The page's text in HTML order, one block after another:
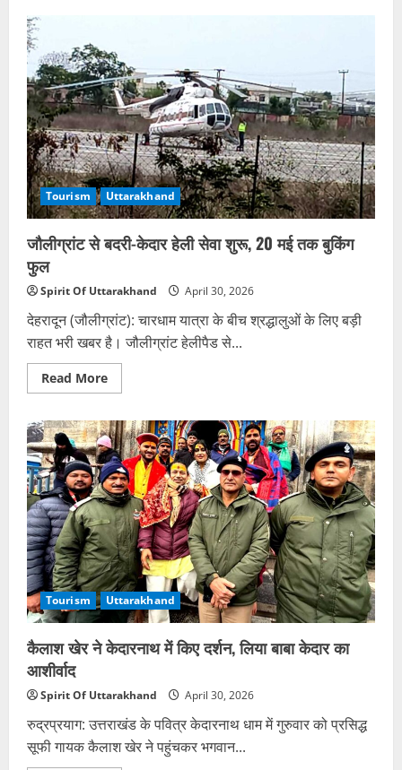
महंगी,
अब
2.09
लाख
प्रति
यात्री
Tourism Uttarakhand
जौलीग्रांट से बदरी-केदार हेली सेवा शुरू, 20 मई तक बुकिंग
फुल
Spirit Of Uttarakhand April 30, 2026
देहरादून (जौलीग्रांट): चारधाम यात्रा के बीच श्रद्धालुओं के लिए बड़ी
राहत भरी खबर है। जौलीग्रांट हेलीपैड से...
Read MoreRead
more
से
बदरी-
केदार
हेली
सेवा
शुरू,
20
मई
तक
बुकिंग
फुल
Tourism Uttarakhand
कैलाश खेर ने केदारनाथ में किए दर्शन, लिया बाबा केदार का
आशीर्वाद
Spirit Of Uttarakhand April 30, 2026
रुद्रप्रयाग: उत्तराखंड के पवित्र केदारनाथ धाम में गुरुवार को प्रसिद्ध
सूफी गायक कैलाश खेर ने पहुंचकर भगवान...